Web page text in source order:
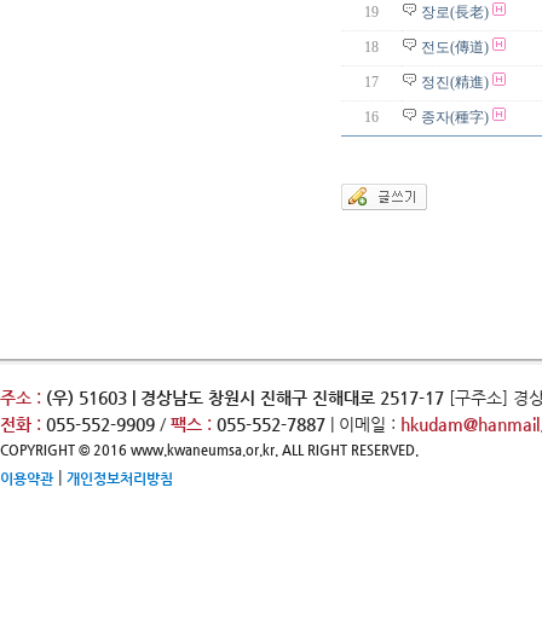
19 장로(長老)
18 전도(傳道)
17 정진(精進)
16 종자(種字)
주소 : (우) 51603 | 경상남도 창원시 진해구 진해대로 2517-17 [구주소] 경
전화 : 055-552-9909 / 팩스 : 055-552-7887 | 이메일 :
COPYRIGHT © 2016 www.kwaneumsa.or.kr. ALL RIGHT RESERVED.
이용약관| 개인정보처리방침